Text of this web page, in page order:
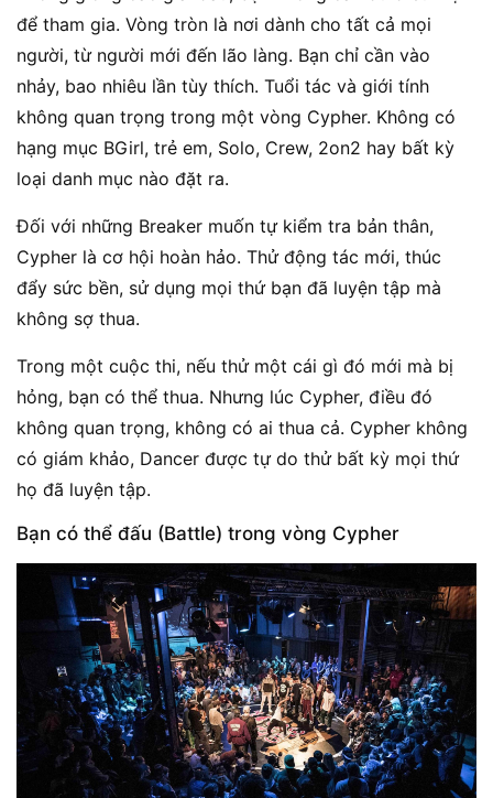
để tham gia. Vòng tròn là nơi dành cho tất cả mọi
người, từ người mới đến lão làng. Bạn chỉ cần vào
nhảy, bao nhiêu lần tùy thích. Tuổi tác và giới tính
không quan trọng trong một vòng Cypher. Không có
hạng mục BGirl, trẻ em, Solo, Crew, 2on2 hay bất kỳ
loại danh mục nào đặt ra.
Đối với những Breaker muốn tự kiểm tra bản thân,
Cypher là cơ hội hoàn hảo. Thử động tác mới, thúc
đẩy sức bền, sử dụng mọi thứ bạn đã luyện tập mà
không sợ thua.
Trong một cuộc thi, nếu thử một cái gì đó mới mà bị
hỏng, bạn có thể thua. Nhưng lúc Cypher, điều đó
không quan trọng, không có ai thua cả. Cypher không
có giám khảo, Dancer được tự do thử bất kỳ mọi thứ
họ đã luyện tập.
Bạn có thể đấu (Battle) trong vòng Cypher